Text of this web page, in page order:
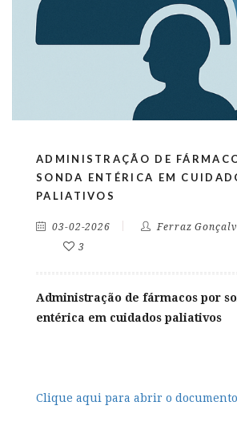
ADMINISTRAÇÃO DE
SONDA ENTÉRICA EM
PALIATIVOS
03-02-2026 Ferraz
3
Administração de fármacos por
entérica em cuidados paliativos
Clique aqui para abrir o documento